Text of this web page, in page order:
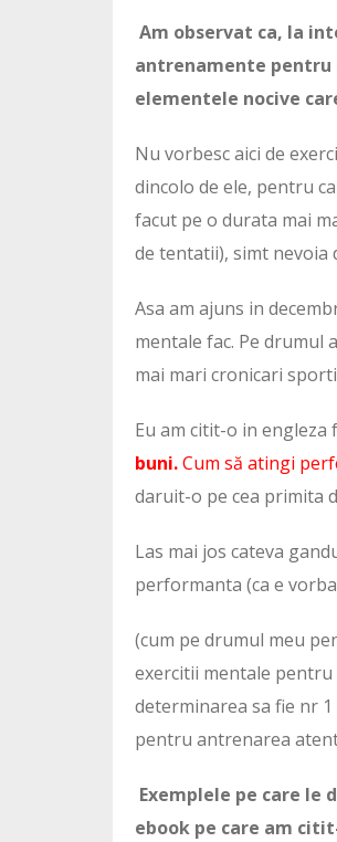
Am observat ca, la
antrenamente pentru
elementele nocive
Nu vorbesc aici de
dincolo de ele, pentru
facut pe o durata mai
de tentatii), simt nevoia
Asa am ajuns in
mentale fac. Pe drumul
mai mari cronicari
Eu am citit-o in engleza
buni.Cum să atingi
daruit-o pe cea primita
Las mai jos cateva
performanta (ca e
(cum pe drumul meu
exercitii mentale pentru
determinarea sa fie nr
pentru antrenarea
Exemplele pe care le
ebook pe care am